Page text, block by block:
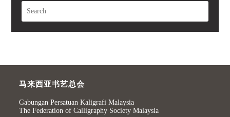
马来西亚书艺总会
Gabungan Persatuan Kaligrafi Malaysia
The Federation of Calligraphy Society Malaysia